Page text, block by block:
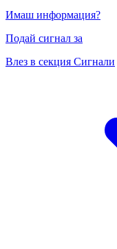
Имаш информация?
Подай сигнал за
Влез в секция Сигнали